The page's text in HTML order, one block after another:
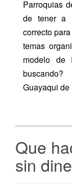
Parroquias
de tener a
correcto
temas
modelo de
Guayaqui
Que
sin